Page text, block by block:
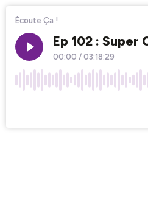
Écoute Ça !
Ep 102 :
00:00 /03:18:29